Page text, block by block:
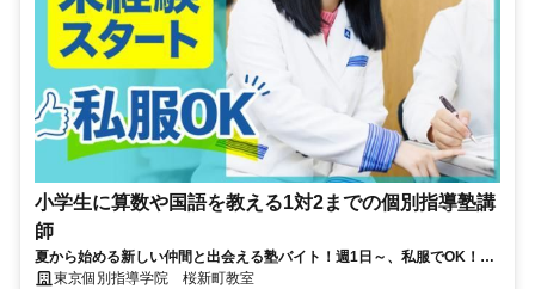
小学生に算数や国語を教える1対2までの個別指導塾講
師
夏から始める新しい仲間と出会える塾バイト！週1日～、私服でOK！テ
ストや帰省なども調整可能！
東京個別指導学院 桜新町教室